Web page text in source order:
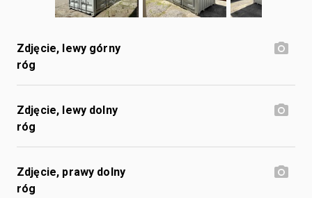
Zdjęcie, lewy górny
róg
Zdjęcie, lewy dolny
róg
Zdjęcie, prawy dolny
róg